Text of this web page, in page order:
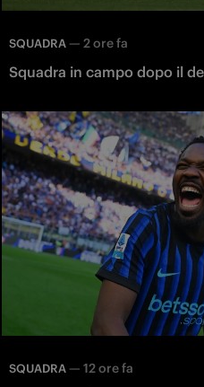
SQUADRA — 2 ore fa
Squadra in campo dopo il
SQUADRA — 12 ore fa